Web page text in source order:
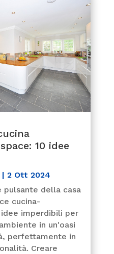
10 idee
| 2 Ott 2024
pulsante della casa
cucina-
idee imperdibili per
in un'oasi
perfettamente in
Creare